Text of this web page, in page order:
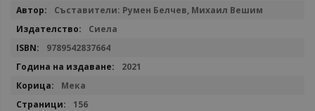
Повече
Съставители: Румен Белчев, Михаил Вешим
Сиела
9789542837664
2021
Мека
156